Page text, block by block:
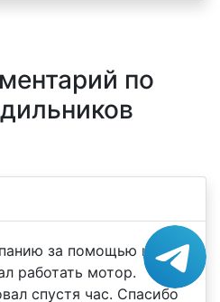
по
за помощью к
работать мотор.
спустя час. Спасибо